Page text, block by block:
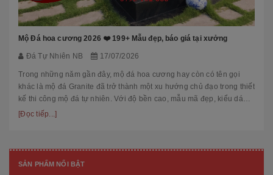
Mộ Đá hoa cương 2026 ❤️ 199+ Mẫu đẹp, báo giá tại xưởng
Đá Tự Nhiên NB 17/07/2026
Trong những năm gần đây, mộ đá hoa cương hay còn có tên gọi
khác là mộ đá Granite đã trở thành một xu hướng chủ đạo trong thiết
kế thi công mộ đá tự nhiên. Với độ bền cao, mẫu mã đẹp, kiểu dáng
hiệ...
[Đọc tiếp...]
SẢN PHẨM NỔI BẬT